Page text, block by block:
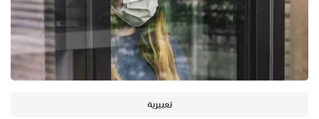
تعبيرية